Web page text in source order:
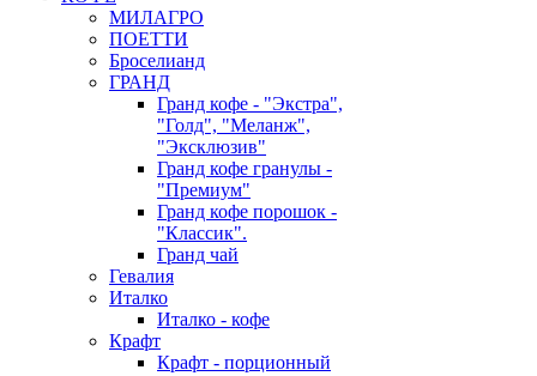
МИЛАГРО
ПОЕТТИ
Броселианд
ГРАНД
Гранд кофе - "Экстра",
"Голд", "Меланж",
"Эксклюзив"
Гранд кофе гранулы -
"Премиум"
Гранд кофе порошок -
"Классик".
Гранд чай
Гевалия
Италко
Италко - кофе
Крафт
Крафт - порционный